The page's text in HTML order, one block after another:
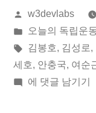
월
05
일
오
올
린
이:
w3devlabs
게
시
됨:
오늘의 독립운
태
그:
김봉호, 김성로,
세호, 안충국, 여순
2020
에 댓글 남기기